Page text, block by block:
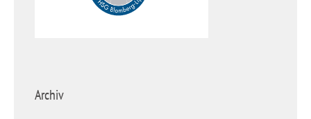
Archiv